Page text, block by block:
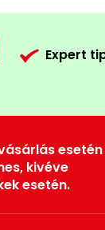
Expert
kivéve
esetén.